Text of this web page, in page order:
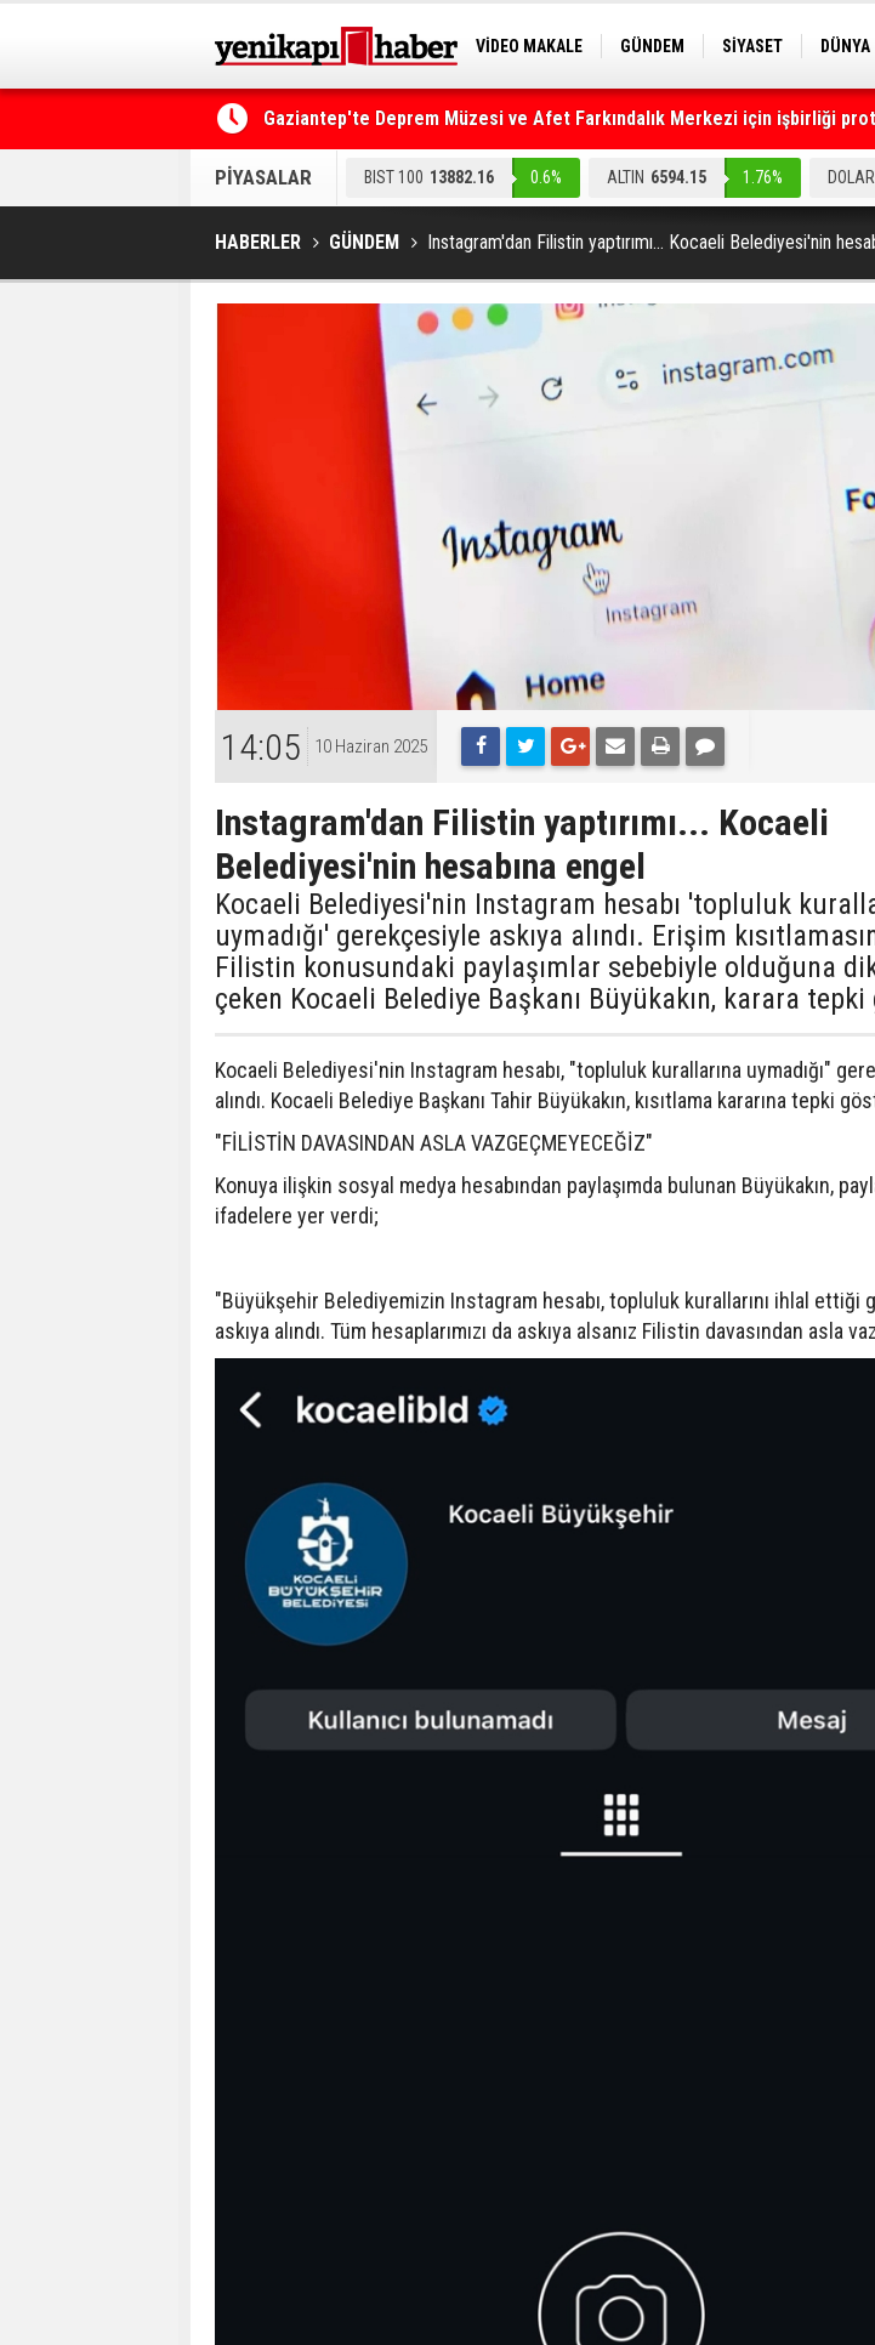
VİDEO MAKALE GÜNDEM SİYASET DÜNYA
Gaziantep'te Deprem Müzesi ve Afet Farkındalık Merkezi için işbirliği
Resmi Gazete'de Bugün
PİYASALAR BIST 100 13882.16 0.6% ALTIN 6594.15 1.76% DOLAR
HABERLER GÜNDEM Instagram'dan Filistin yaptırımı... Kocaeli Belediyesi'nin
14:05 10 Haziran 2025
Instagram'dan Filistin yaptırımı... Kocaeli
Belediyesi'nin hesabına engel
Kocaeli Belediyesi'nin Instagram hesabı 'topluluk
uymadığı' gerekçesiyle askıya alındı. Erişim
Filistin konusundaki paylaşımlar sebebiyle olduğuna
çeken Kocaeli Belediye Başkanı Büyükakın, karara
Kocaeli Belediyesi'nin Instagram hesabı, "topluluk kurallarına uymadığı"
alındı. Kocaeli Belediye Başkanı Tahir Büyükakın, kısıtlama kararına tepki
"FİLİSTİN DAVASINDAN ASLA VAZGEÇMEYECEĞİZ"
Konuya ilişkin sosyal medya hesabından paylaşımda bulunan Büyükakın,
ifadelere yer verdi;
"Büyükşehir Belediyemizin Instagram hesabı, topluluk kurallarını ihlal ettiği
askıya alındı. Tüm hesaplarımızı da askıya alsanız Filistin davasından asla